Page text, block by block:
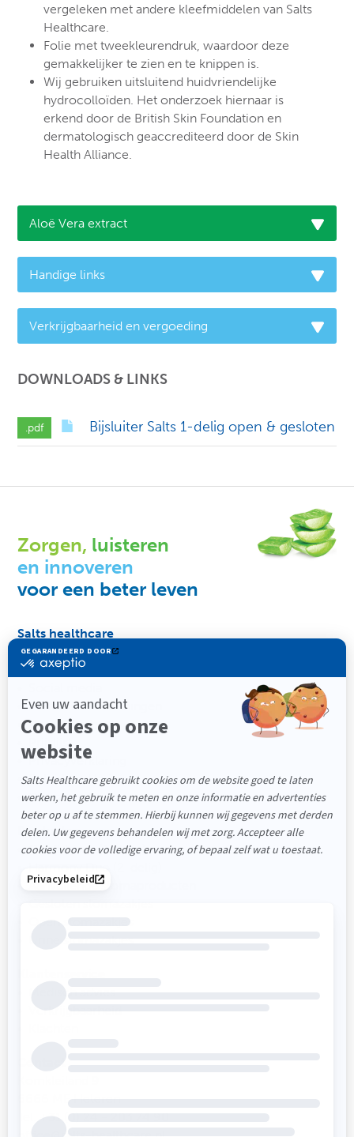
vergeleken met andere kleefmiddelen van Salts
Healthcare.
Folie met tweekleurendruk, waardoor deze
gemakkelijker te zien en te knippen is.
Wij gebruiken uitsluitend huidvriendelijke
hydrocolloïden. Het onderzoek hiernaar is
erkend door de British Skin Foundation en
dermatologisch geaccrediteerd door de Skin
Health Alliance.
Aloë Vera extract
Handige links
Verkrijgbaarheid en vergoeding
DOWNLOADS & LINKS
Bijsluiter Salts 1-delig open & gesloten
Telefoon *
E-mail *
Zorgen, luisteren
en innoveren
voor een beter leven
Salts healthcare
Vacatures
Compliance
Partners & Erkenningen
Voorwaarden
Prijslijst
Privacyverklaring
Beleidsverklaring
Duurzaamheid
Producten
Confidence (1-delig)
Aanvullende stomaproducten